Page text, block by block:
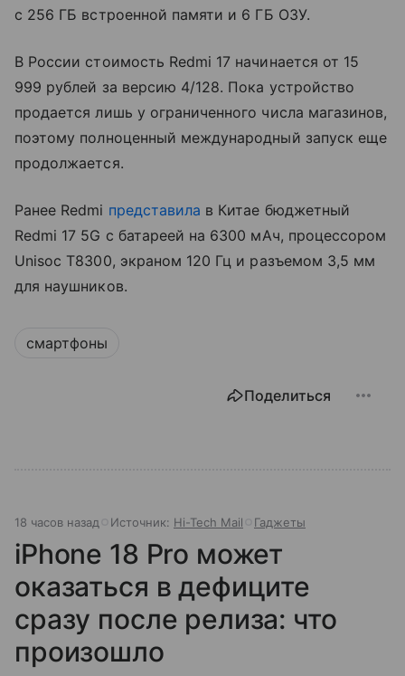
с 256 ГБ встроенной памяти и 6 ГБ ОЗУ.
В России стоимость Redmi 17 начинается от 15
999 рублей за версию 4/128. Пока устройство
продается лишь у ограниченного числа магазинов,
поэтому полноценный международный запуск еще
продолжается.
Ранее Redmi представила в Китае бюджетный
Redmi 17 5G с батареей на 6300 мАч, процессором
Unisoc T8300, экраном 120 Гц и разъемом 3,5 мм
для наушников.
смартфоны
Поделиться
18 часов назад Источник: Hi-Tech Mail Гаджеты
iPhone 18 Pro может
оказаться в дефиците
сразу после релиза: что
произошло